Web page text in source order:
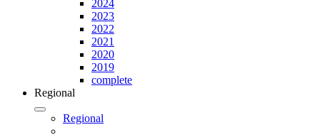
2024
2023
2022
2021
2020
2019
complete
Regional
Regional